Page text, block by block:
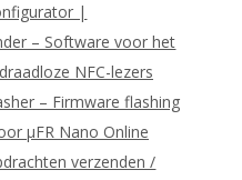
|
– Software voor het
NFC-lezers
– Firmware flashing
μFR Nano Online
verzenden /